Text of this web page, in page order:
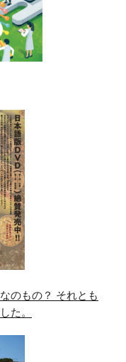
のもの？ それとも
た。